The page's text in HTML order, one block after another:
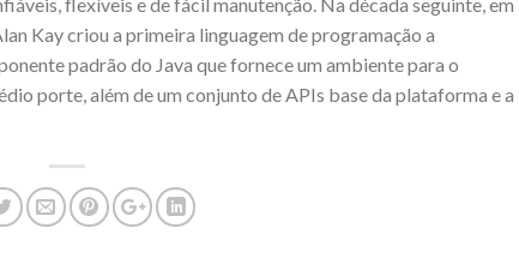
Kay criou a primeira linguagem de programação a
padrão do Java que fornece um ambiente para o
porte, além de um conjunto de APIs base da plataforma e a